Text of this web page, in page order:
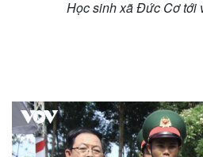
Học sinh xã Đức Cơ tới